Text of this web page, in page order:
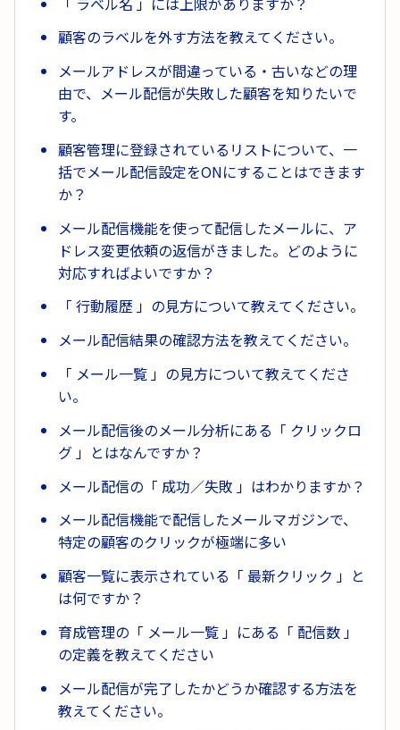
顧客のラベルを外す方法を教えてください。
メールアドレスが間違っている・古いなどの理
由で、メール配信が失敗した顧客を知りたいで
す。
顧客管理に登録されているリストについて、一
括でメール配信設定をONにすることはできます
か？
メール配信機能を使って配信したメールに、ア
ドレス変更依頼の返信がきました。どのように
対応すればよいですか？
「 行動履歴 」の見方について教えてください。
メール配信結果の確認方法を教えてください。
「 メール一覧 」の見方について教えてくださ
い。
メール配信後のメール分析にある「 クリックロ
グ 」とはなんですか？
メール配信の「 成功／失敗 」はわかりますか？
メール配信機能で配信したメールマガジンで、
特定の顧客のクリックが極端に多い
顧客一覧に表示されている「 最新クリック 」と
は何ですか？
育成管理の「 メール一覧 」にある「 配信数 」
の定義を教えてください
メール配信が完了したかどうか確認する方法を
教えてください。